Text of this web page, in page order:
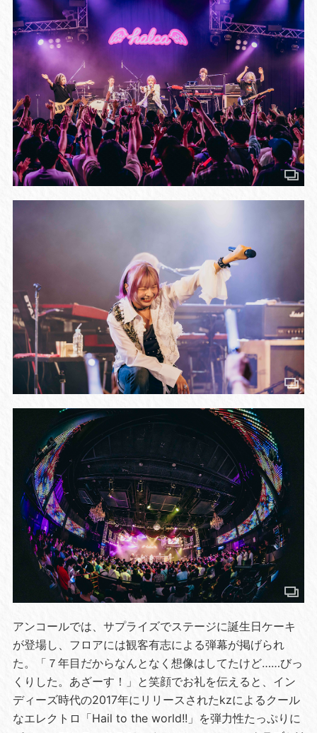
アンコールでは、サプライズでステージに誕生日ケーキ
が登場し、フロアには観客有志による弾幕が掲げられ
た。「７年目だからなんとなく想像はしてたけど……びっ
くりした。あざーす！」と笑顔でお礼を伝えると、イン
ディーズ時代の2017年にリリースされたkzによるクール
なエレクトロ「Hail to the world!!」を弾力性たっぷりに